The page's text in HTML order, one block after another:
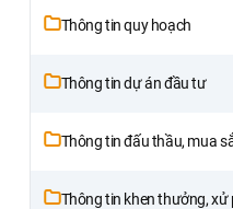
Thông tin quy hoạch
Thông tin dự án đầu tư
Thông tin đấu thầu, mua
Thông tin khen thưởng, xử